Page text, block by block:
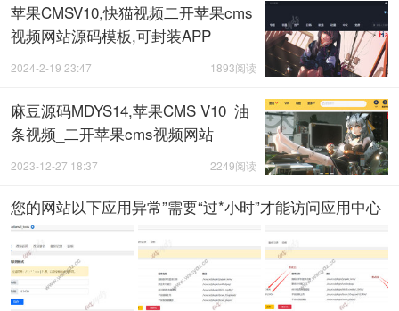
苹果CMSV10,快猫视频二开苹果cms
视频网站源码模板,可封装APP
1893阅读
2024-2-19 23:47
麻豆源码MDYS14,苹果CMS V10_油
条视频_二开苹果cms视频网站
2249阅读
2023-12-27 18:37
您的网站以下应用异常”需要“过*小时”才能访问应用中心